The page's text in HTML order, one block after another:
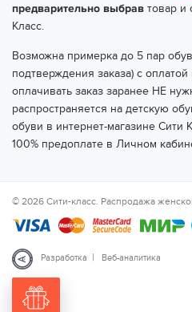
предварительно выбрав товар и
Класс.
Возможна примерка до 5 пар
подтверждения заказа) с
оплачивать заказ заранее НЕ
распространяется на детскую
обуви в интернет-магазине Сити
100% предоплате в Личном
© 2026 Сити-класс. Распродажа
Разработка | Веб-аналитика